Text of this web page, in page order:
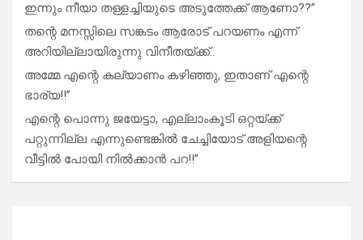
ഇന്നും നീയാ തള്ളച്ചിയുടെ അടുത്തേക്ക് ആണോ??”
തന്റെ മനസ്സിലെ സങ്കടം ആരോട് പറയണം എന്ന്
അറിയില്ലായിരുന്നു വിനീതയ്ക്ക്..
അമ്മേ എന്റെ കല്യാണം കഴിഞ്ഞു, ഇതാണ് എന്റെ
ഭാര്യ!!”
എന്റെ പൊന്നു ജയേട്ടാ, എല്ലാംകൂടി ഒറ്റയ്ക്ക്
പറ്റുന്നില്ല എന്നുണ്ടെങ്കിൽ ചേച്ചിയോട് അളിയന്റെ
വീട്ടിൽ പോയി നിൽക്കാൻ പറ!!”